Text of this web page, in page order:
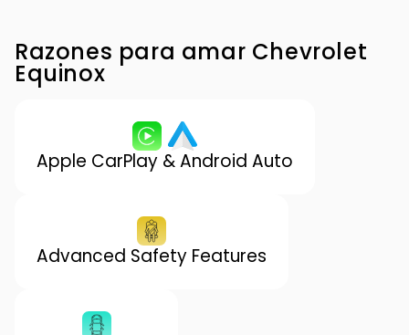
de procesamiento del concesionario. El precio real del
concesionario puede variar.
Razones para amar Chevrolet
Equinox
Apple CarPlay & Android Auto
Advanced Safety Features